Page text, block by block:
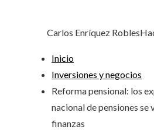
Carlos Enríquez Robles
Inicio
Inversiones y negocios
Reforma pensional: los
nacional de pensiones
finanzas